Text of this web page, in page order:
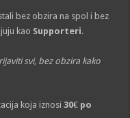
bez obzira na spol i bez
kao Supporteri.
svi, bez obzira kako
koja iznosi30€ po